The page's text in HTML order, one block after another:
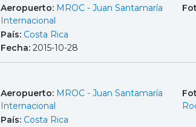
Aeropuerto: MROC - Juan Santamaría
Internacional
País: Costa Rica
Fecha: 2015-10-28
Aeropuerto: MROC - Juan Santamaría
Internacional
País: Costa Rica